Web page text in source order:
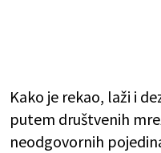
Kako je rekao, laži i
putem društvenih
neodgovornih